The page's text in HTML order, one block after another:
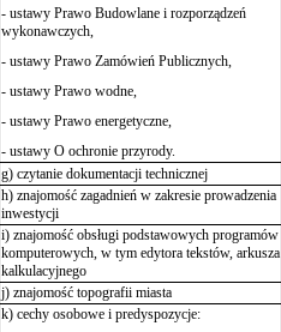
- ustawy Prawo Budowlane i rozporządzeń
wykonawczych,
- ustawy Prawo Zamówień Publicznych,
- ustawy Prawo wodne,
- ustawy Prawo energetyczne,
- ustawy O ochronie przyrody.
g) czytanie dokumentacji technicznej
h) znajomość zagadnień w zakresie prowadzenia
inwestycji
i) znajomość obsługi podstawowych programów
komputerowych, w tym edytora tekstów, arkusza
kalkulacyjnego
j) znajomość topografii miasta
k) cechy osobowe i predyspozycje: